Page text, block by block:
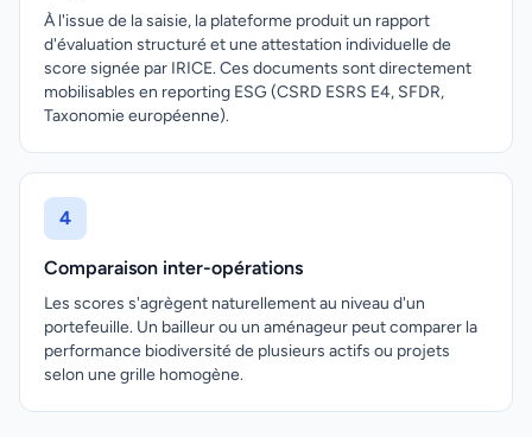
À l'issue de la saisie, la plateforme produit un rapport
d'évaluation structuré et une attestation individuelle de
score signée par IRICE. Ces documents sont directement
mobilisables en reporting ESG (CSRD ESRS E4, SFDR,
Taxonomie européenne).
4
Comparaison inter-opérations
Les scores s'agrègent naturellement au niveau d'un
portefeuille. Un bailleur ou un aménageur peut comparer la
performance biodiversité de plusieurs actifs ou projets
selon une grille homogène.